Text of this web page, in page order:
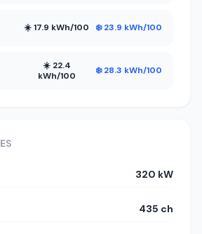
320 kW
435 ch
☀️ 17.9 kWh/100 ❄️ 23.9 kWh/100
☀️ 22.4
kWh/100
❄️ 28.3 kWh/100